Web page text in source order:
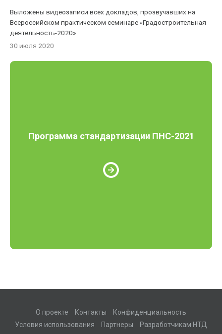
Выложены видеозаписи всех докладов, прозвучавших на
Всероссийском практическом семинаре «Градостроительная
деятельность-2020»
30 июля 2020
Программа стандартизации ПНС-2021
О проекте Контакты
Конфиденциальность
Условия использования
Партнеры
Разработчикам НТД